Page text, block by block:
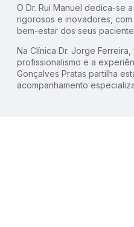
O Dr. Rui Manuel dedica-se
rigorosos e inovadores,
bem-estar dos seus
Na Clínica Dr. Jorge
profissionalismo e a
Gonçalves Pratas partilha
acompanhamento